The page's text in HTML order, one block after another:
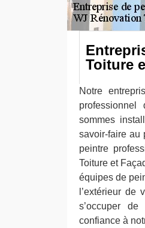
Toiture
Notre
sommes
savoir-faire au
peintre
Toiture et
équipes de
l’extérieur de
s’occuper
confiance à